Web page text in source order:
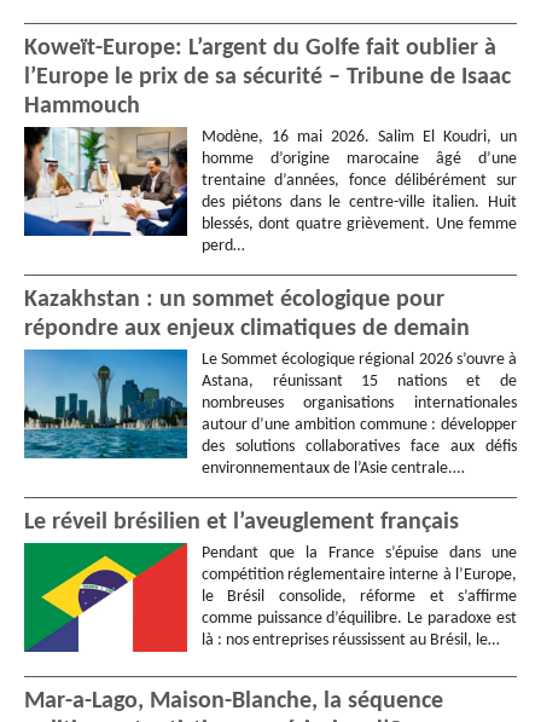
Koweït-Europe: L’argent du Golfe fait oublier à
l’Europe le prix de sa sécurité – Tribune de Isaac
Hammouch
Modène, 16 mai 2026. Salim El Koudri, un
homme d’origine marocaine âgé d’une
trentaine d’années, fonce délibérément sur
des piétons dans le centre-ville italien. Huit
blessés, dont quatre grièvement. Une femme
perd…
Kazakhstan : un sommet écologique pour
répondre aux enjeux climatiques de demain
Le Sommet écologique régional 2026 s’ouvre à
Astana, réunissant 15 nations et de
nombreuses organisations internationales
autour d’une ambition commune : développer
des solutions collaboratives face aux défis
environnementaux de l’Asie centrale.…
Le réveil brésilien et l’aveuglement français
Pendant que la France s’épuise dans une
compétition réglementaire interne à l’Europe,
le Brésil consolide, réforme et s’affirme
comme puissance d’équilibre. Le paradoxe est
là : nos entreprises réussissent au Brésil, le…
Mar-a-Lago, Maison-Blanche, la séquence